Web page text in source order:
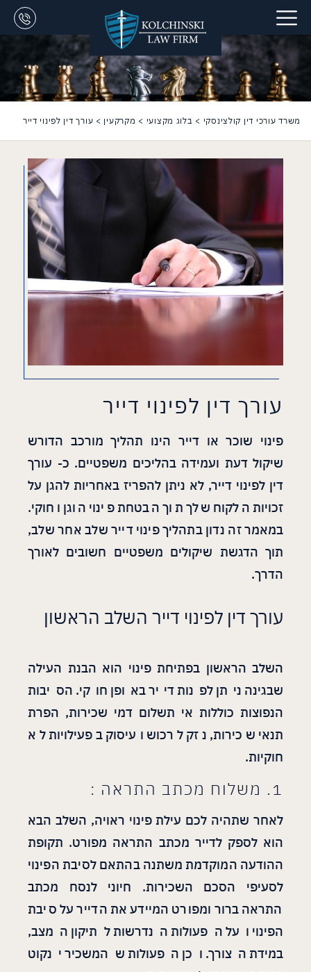
משרד עורכי דין קולצינסקי > בלוג מקצועי > מקרקעין > עורך דין לפינוי דייר
עורך דין לפינוי דייר
פינוי שוכר או דייר הינו תהליך מורכב הדורש
שיקול דעת ועמידה בהליכים משפטיים. כ- עורך
דין לפינוי דייר, לא ניתן להפריז באחריות להגן על
זכויות הלקוח שלך תוך הבטחת פינוי הוגן וחוקי.
במאמר זה נדון בתהליך פינוי דייר שלב אחר שלב,
תוך הדגשת שיקולים משפטיים חשובים לאורך
הדרך.
עורך דין לפינוי דייר השלב הראשון
השלב הראשון בפתיחת פינוי הוא הבנת העילה
שבגינה ניתן לפנות דייר באופן חוקי. הסיבות
הנפוצות כוללות אי תשלום דמי שכירות, הפרת
תנאי שכירות, נזק לרכוש ועיסוק בפעילויות לא
חוקיות.
1. משלוח מכתב התראה :
לאחר שתהיה לכם עילת פינוי ראויה, השלב הבא
הוא לספק לדייר מכתב התראה מפורט. תקופת
ההודעה המוקדמת משתנה בהתאם לסיבת הפינוי
לסעיפי הסכם השכירות. חיוני לנסח מכתב
התראה ברור ומפורט המיידע את הדייר על סיבת
הפינוי ועל הפעולות הנדרשות לתיקון המצב,
במידת הצורך. וכן הפעולות שהמשכיר ינקוט